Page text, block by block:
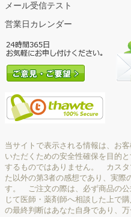
メール受信テスト
営業日カレンダー
当サイトで表示される情報は、お
いただくための安全性確保を目的
するものではありません。 カスタ
た以外の第3者の感想であり、実際
す。 ご注文の際は、必ず商品の
じて医師・薬剤師へ相談した上で
の最終判断はあなた自身であり、